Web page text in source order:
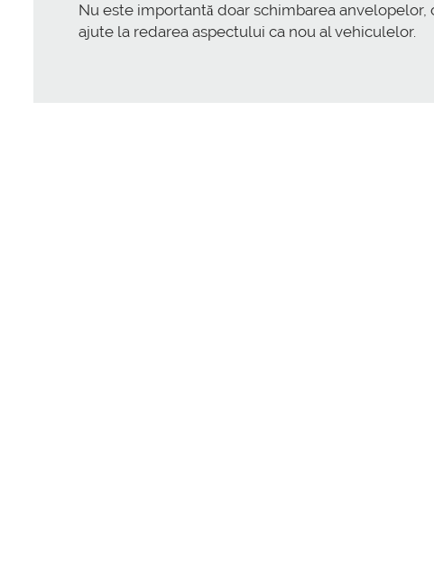
Nu este importantă doar schimbarea
ajute la redarea aspectului ca nou al vehiculelor.